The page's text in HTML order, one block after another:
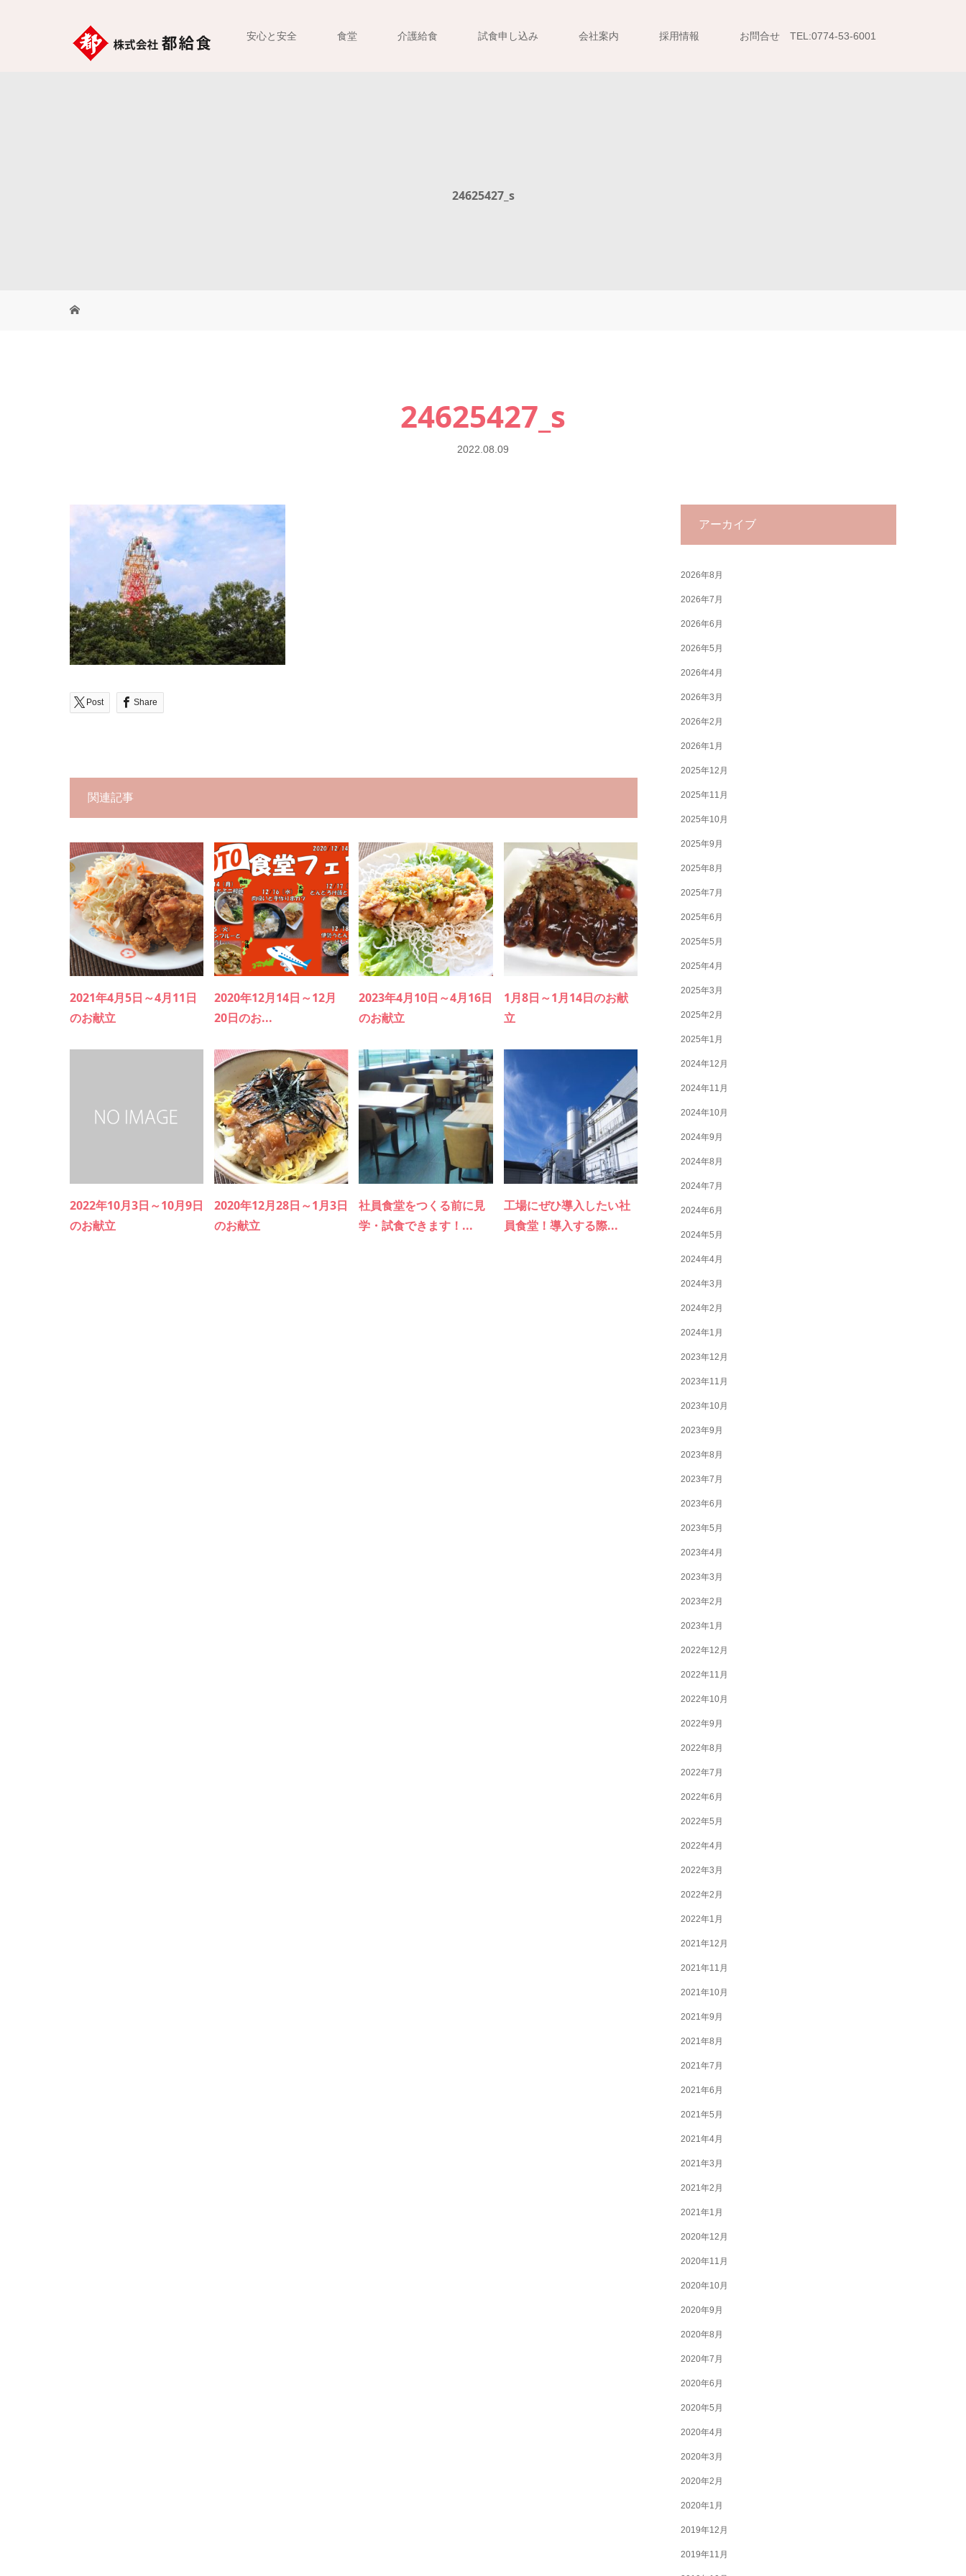
安心と安全 食堂 介護給食 試食申し込み 会社案内 採用情報 お問合せ TEL:0774-53-6001
24625427_s
24625427_s
2022.08.09
Post Share
関連記事
2021年4月5日～4月11日
のお献立
2020年12月14日～12月
20日のお...
2023年4月10日～4月16日
のお献立
1月8日～1月14日のお献
立
2022年10月3日～10月9日
のお献立
2020年12月28日～1月3日
のお献立
社員食堂をつくる前に見
学・試食できます！...
工場にぜひ導入したい社
員食堂！導入する際...
アーカイブ
2026年8月
2026年7月
2026年6月
2026年5月
2026年4月
2026年3月
2026年2月
2026年1月
2025年12月
2025年11月
2025年10月
2025年9月
2025年8月
2025年7月
2025年6月
2025年5月
2025年4月
2025年3月
2025年2月
2025年1月
2024年12月
2024年11月
2024年10月
2024年9月
2024年8月
2024年7月
2024年6月
2024年5月
2024年4月
2024年3月
2024年2月
2024年1月
2023年12月
2023年11月
2023年10月
2023年9月
2023年8月
2023年7月
2023年6月
2023年5月
2023年4月
2023年3月
2023年2月
2023年1月
2022年12月
2022年11月
2022年10月
2022年9月
2022年8月
2022年7月
2022年6月
2022年5月
2022年4月
2022年3月
2022年2月
2022年1月
2021年12月
2021年11月
2021年10月
2021年9月
2021年8月
2021年7月
2021年6月
2021年5月
2021年4月
2021年3月
2021年2月
2021年1月
2020年12月
2020年11月
2020年10月
2020年9月
2020年8月
2020年7月
2020年6月
2020年5月
2020年4月
2020年3月
2020年2月
2020年1月
2019年12月
2019年11月